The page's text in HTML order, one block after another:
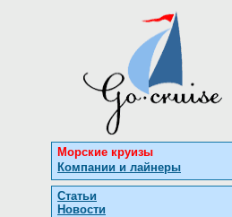
Морские круизы
Компании и лайнеры
Статьи
Новости